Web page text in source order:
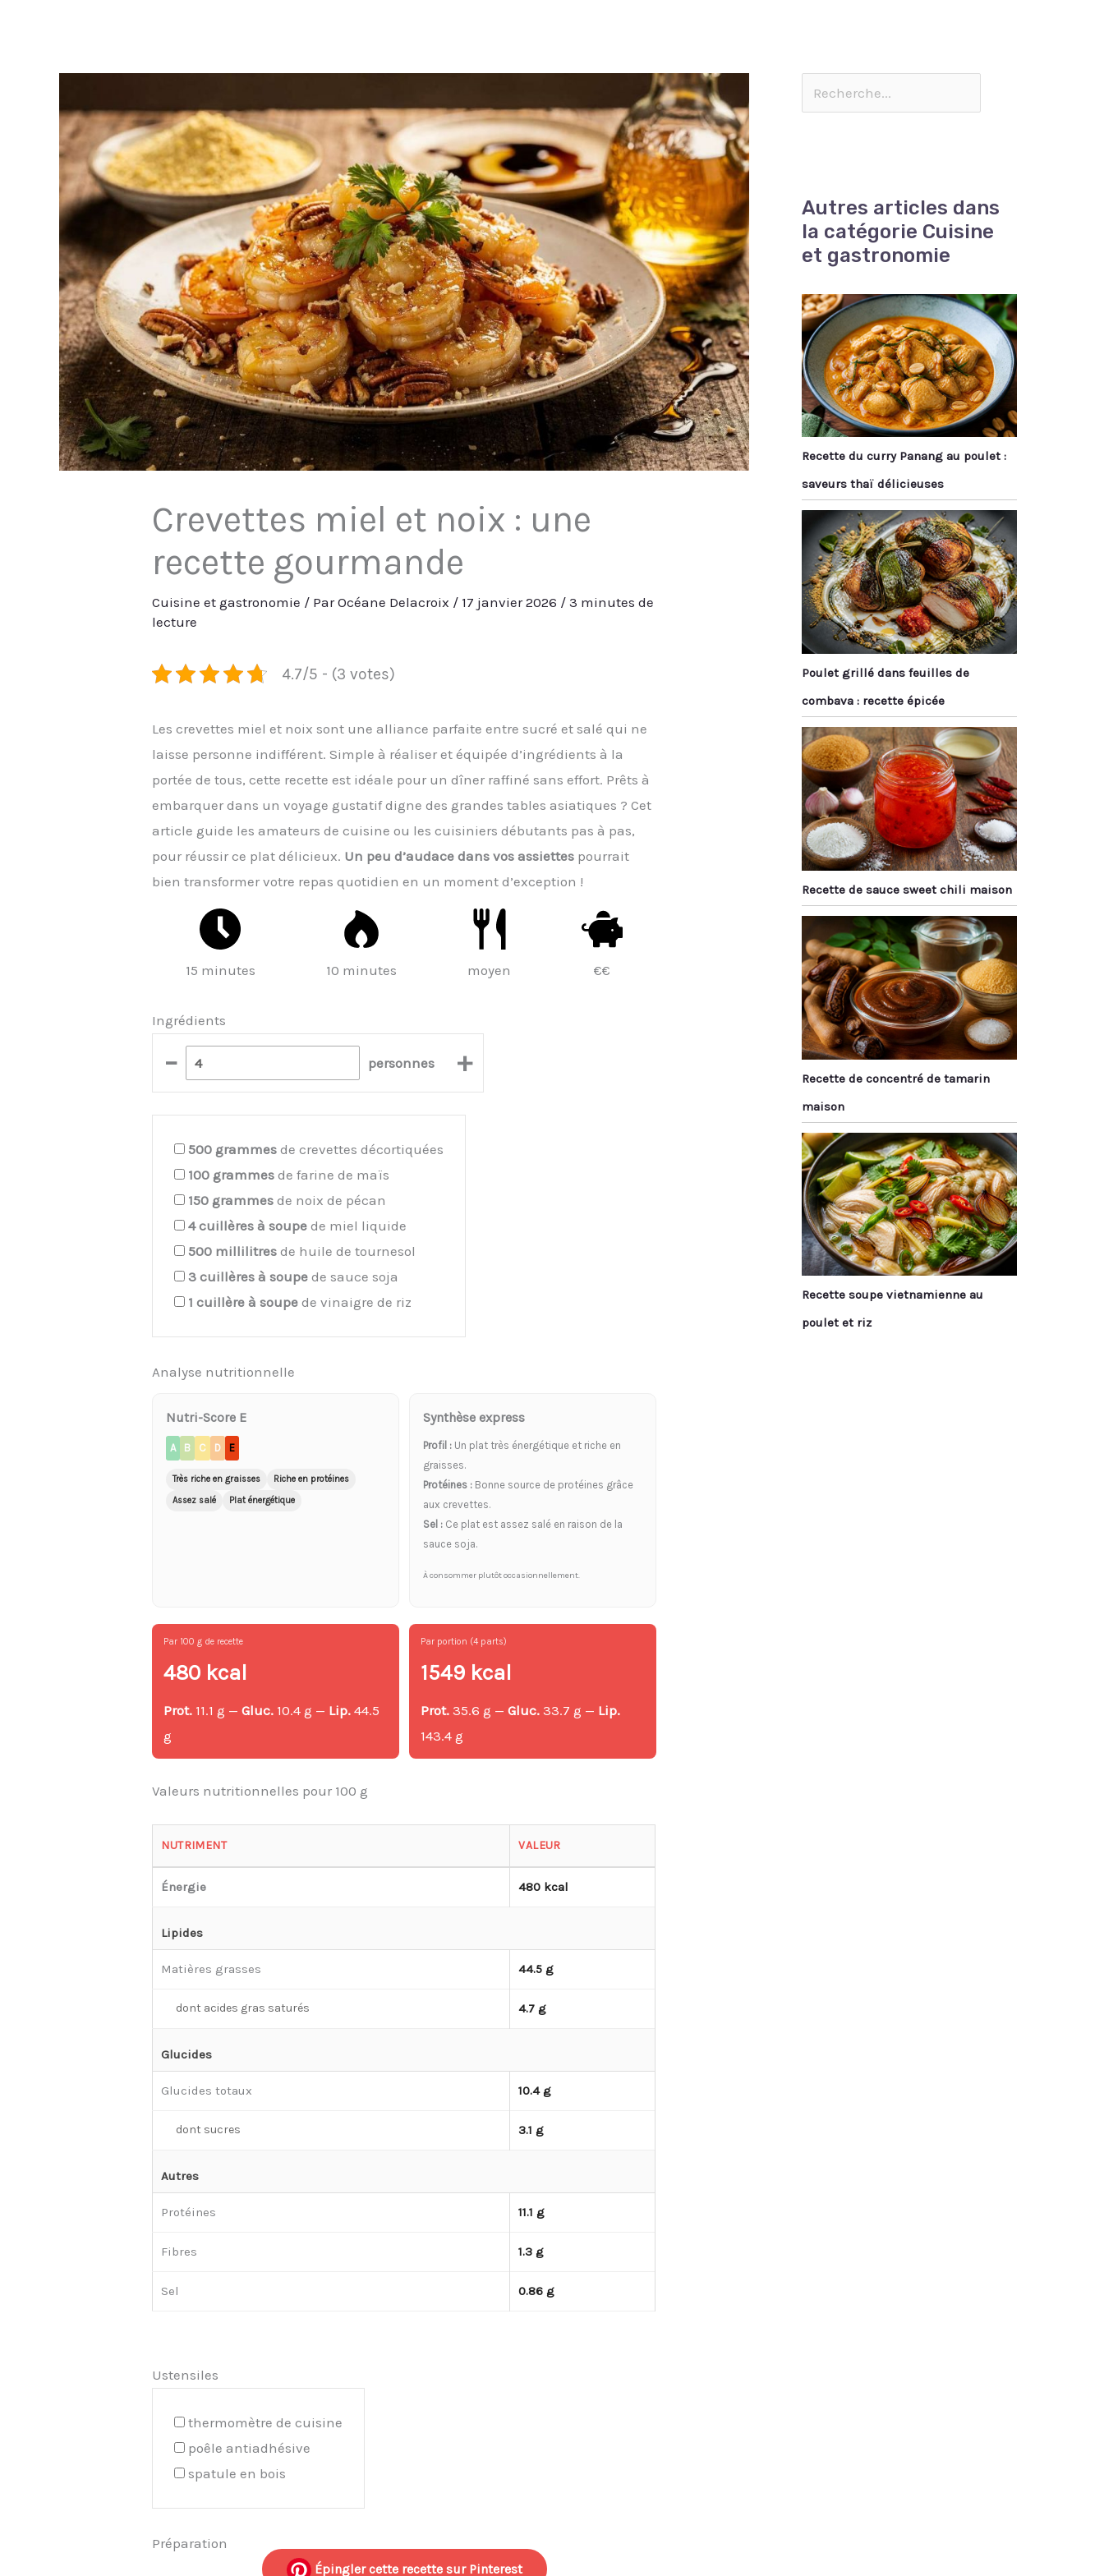
Crevettes miel et noix : une
recette gourmande
Cuisine et gastronomie / ParOcéane Delacroix / 17 janvier 2026 /3 minutes de
lecture
4.7/5 - (3 votes)
Les crevettes miel et noix sont une alliance parfaite entre sucré et salé qui ne
laisse personne indifférent. Simple à réaliser et équipée d’ingrédients à la
portée de tous, cette recette est idéale pour un dîner raffiné sans effort. Prêts à
embarquer dans un voyage gustatif digne des grandes tables asiatiques ? Cet
article guide les amateurs de cuisine ou les cuisiniers débutants pas à pas,
pour réussir ce plat délicieux. Un peu d’audace dans vos assiettes pourrait
bien transformer votre repas quotidien en un moment d’exception !
15 minutes 10 minutes moyen €€
Ingrédients
– personnes +
500 grammes de crevettes décortiquées
100 grammes de farine de maïs
150 grammes de noix de pécan
4 cuillères à soupe de miel liquide
500 millilitres de huile de tournesol
3 cuillères à soupe de sauce soja
1 cuillère à soupe de vinaigre de riz
Analyse nutritionnelle
Nutri-Score E
A B C D E
Très riche en graisses
Riche en protéines
Assez salé
Plat énergétique
Synthèse express
Profil : Un plat très énergétique et riche en
graisses.
Protéines : Bonne source de protéines grâce
aux crevettes.
Sel : Ce plat est assez salé en raison de la
sauce soja.
À consommer plutôt occasionnellement.
Par 100 g de recette
480 kcal
Prot. 11.1 g —Gluc. 10.4 g — Lip. 44.5
g
Par portion (4 parts)
1549 kcal
Prot. 35.6 g —Gluc. 33.7 g — Lip.
143.4 g
Valeurs nutritionnelles pour 100 g
NUTRIMENT VALEUR
Énergie 480 kcal
Lipides
Matières grasses 44.5 g
dont acides gras saturés 4.7 g
Glucides
Glucides totaux 10.4 g
dont sucres 3.1 g
Autres
Protéines 11.1 g
Fibres 1.3 g
Sel 0.86 g
Ustensiles
thermomètre de cuisine
poêle antiadhésive
spatule en bois
Préparation
Épingler cette recette sur Pinterest
Autres articles dans
la catégorie Cuisine
et gastronomie
Recette du curry Panang au poulet :
saveurs thaï délicieuses
Poulet grillé dans feuilles de
combava : recette épicée
Recette de sauce sweet chili maison
Recette de concentré de tamarin
maison
Recette soupe vietnamienne au
poulet et riz